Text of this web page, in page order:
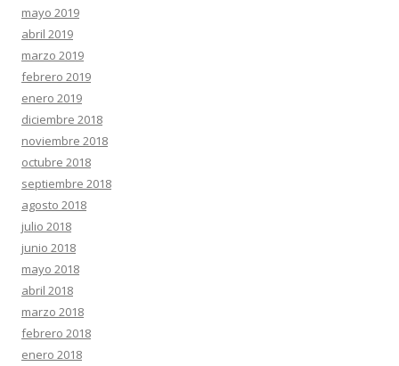
mayo 2019
abril 2019
marzo 2019
febrero 2019
enero 2019
diciembre 2018
noviembre 2018
octubre 2018
septiembre 2018
agosto 2018
julio 2018
junio 2018
mayo 2018
abril 2018
marzo 2018
febrero 2018
enero 2018